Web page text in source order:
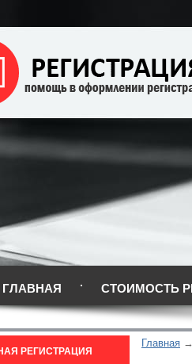
ГЛАВНАЯ СТОИМОСТЬ
Главная
РЕГИСТРАЦИЯ